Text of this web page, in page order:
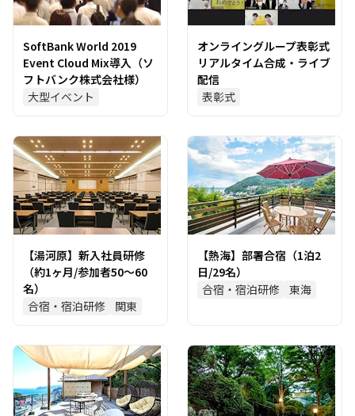
SoftBank World 2019
Event Cloud Mix導入（ソ
フトバンク株式会社様）
大型イベント
オンライングループ表彰式
リアルタイム合成・ライブ
配信
表彰式
【湯河原】新入社員研修
（約1ヶ月/参加者50～60
名）
合宿・宿泊研修
関東
【熱海】部署合宿（1泊2
日/29名）
合宿・宿泊研修 東海